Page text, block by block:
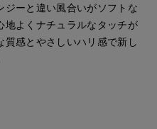
ジーと違い風合いがソフトな
地よくナチュラルなタッチが
感とやさしいハリ感で新し